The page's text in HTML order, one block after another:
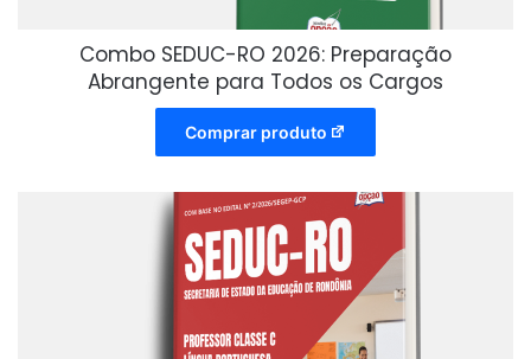
Combo SEDUC-RO 2026: Preparação
Abrangente para Todos os Cargos
Comprar produto